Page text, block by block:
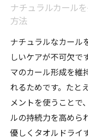
ナチュラルカール
方法
ナチュラルなカール
しいケアが不可欠で
マのカール形成を維
れるためです。たと
メントを使うことで
ルの持続力を高めら
優しくタオルドライ